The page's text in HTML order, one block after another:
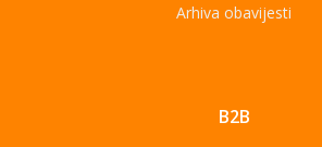
Arhiva obavijesti
B2B